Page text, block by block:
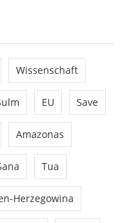
Wissenschaft
EU Save
Amazonas
Tua
Herzegowina